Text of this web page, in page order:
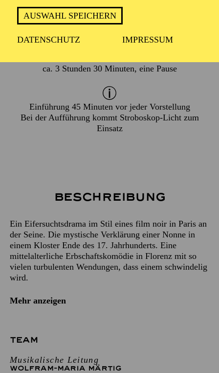
AUSWAHL SPEICHERN
DATENSCHUTZ IMPRESSUM
ca. 3 Stunden 30 Minuten, eine Pause
Einführung 45 Minuten vor jeder Vorstellung
Bei der Aufführung kommt Stroboskop-Licht zum
Einsatz
Beschreibung
Ein Eifersuchtsdrama im Stil eines film noir in Paris an
der Seine. Die mystische Verklärung einer Nonne in
einem Kloster Ende des 17. Jahrhunderts. Eine
mittelalterliche Erbschaftskomödie in Florenz mit so
vielen turbulenten Wendungen, dass einem schwindelig
wird.
Mehr anzeigen
TEAM
Musikalische Leitung
WOLFRAM-MARIA MÄRTIG